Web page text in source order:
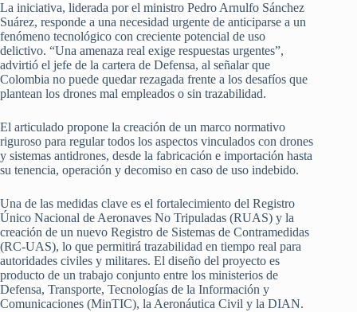
La iniciativa, liderada por el ministro Pedro Arnulfo Sánchez
Suárez, responde a una necesidad urgente de anticiparse a un
fenómeno tecnológico con creciente potencial de uso
delictivo. “Una amenaza real exige respuestas urgentes”,
advirtió el jefe de la cartera de Defensa, al señalar que
Colombia no puede quedar rezagada frente a los desafíos que
plantean los drones mal empleados o sin trazabilidad.
El articulado propone la creación de un marco normativo
riguroso para regular todos los aspectos vinculados con drones
y sistemas antidrones, desde la fabricación e importación hasta
su tenencia, operación y decomiso en caso de uso indebido.
Una de las medidas clave es el fortalecimiento del Registro
Único Nacional de Aeronaves No Tripuladas (RUAS) y la
creación de un nuevo Registro de Sistemas de Contramedidas
(RC-UAS), lo que permitirá trazabilidad en tiempo real para
autoridades civiles y militares. El diseño del proyecto es
producto de un trabajo conjunto entre los ministerios de
Defensa, Transporte, Tecnologías de la Información y
Comunicaciones (MinTIC), la Aeronáutica Civil y la DIAN.